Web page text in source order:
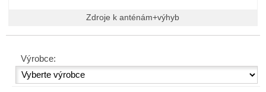
Zdroje k anténám+výhyb
Výrobce: